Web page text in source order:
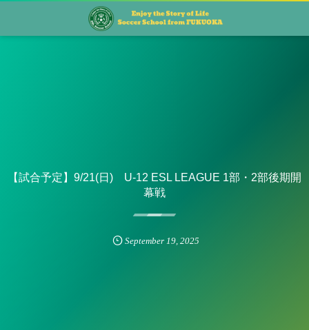
【試合予定】9/21(日) U-12 ESL LEAGUE 1部・2部後期開
幕戦
September 19, 2025